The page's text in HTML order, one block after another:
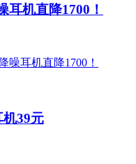
耳机直降1700！
39元